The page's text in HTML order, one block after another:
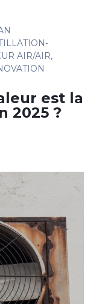
AIR/AIR,
est la
2025 ?